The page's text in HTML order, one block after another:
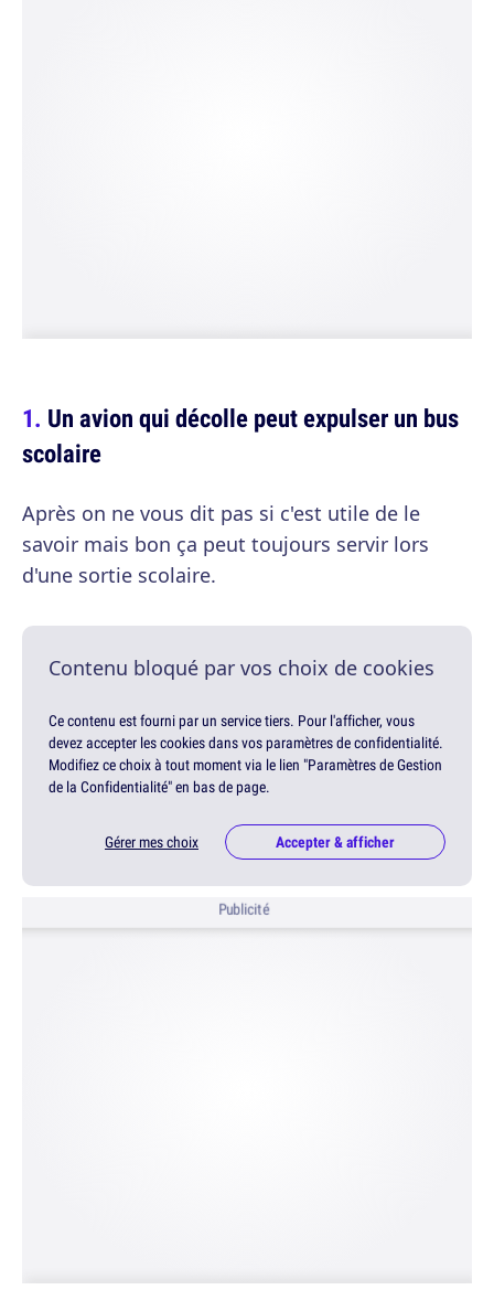
Un avion qui décolle peut expulser un bus
scolaire
Après on ne vous dit pas si c'est utile de le
savoir mais bon ça peut toujours servir lors
d'une sortie scolaire.
Contenu bloqué par vos choix de cookies
Ce contenu est fourni par un service tiers. Pour l'afficher, vous
devez accepter les cookies dans vos paramètres de confidentialité.
Modifiez ce choix à tout moment via le lien "Paramètres de Gestion
de la Confidentialité" en bas de page.
Gérer mes choix Accepter & afficher
Publicité